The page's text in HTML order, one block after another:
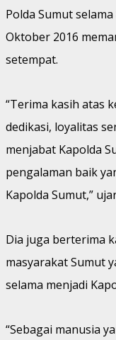
Polda Sumut
Oktober 2016
setempat.
“Terima kasih atas
dedikasi, loyalitas
menjabat Kapolda
pengalaman baik
Kapolda Sumut,”
Dia juga berterima
masyarakat Sumut
selama menjadi
“Sebagai manusia